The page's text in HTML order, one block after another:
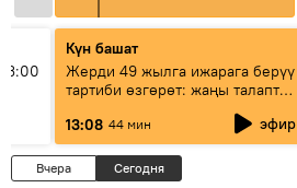
Күн башат
Жерди 49 жылга ижарага берүү
тартиби өзгөрөт: жаңы талаптар
13:08 44 мин эфир
Вчера Сегодня